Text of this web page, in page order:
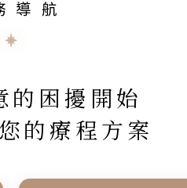
導航
的困擾開始
的療程方案